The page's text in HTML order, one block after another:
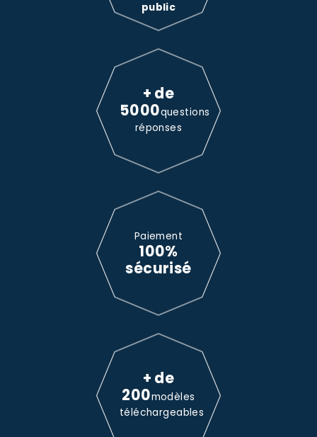
public
+ de
5000questions
réponses
Paiement
100%
sécurisé
+ de
200modèles
téléchargeables